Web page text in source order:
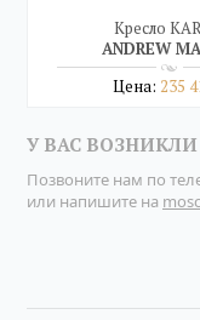
Кресло
ANDREW
Цена: 235
У ВАС
Позвоните нам по
или напишите на